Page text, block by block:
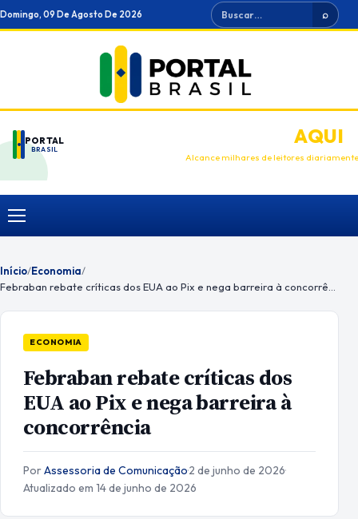
Ir
para
Domingo, 09 De Agosto De 2026 Buscar ⌕
PORTAL
BRASIL
ANUNCIEAQUI
Alcance milhares de leitores diariamente
Menu
Início/Economia/
ECONOMIA
Febraban rebate críticas dos
EUA ao Pix e nega barreira à
concorrência
PorAssessoria de Comunicação·2 de junho de 2026·
Atualizado em 14 de junho de 2026